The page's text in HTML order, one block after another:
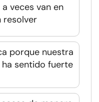
veces van en
resolver
porque nuestra
sentido fuerte